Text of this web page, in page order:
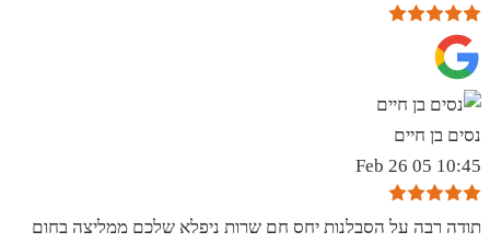
נסים בן חיים
10:45 05 Feb 26
תודה רבה על הסבלנות יחס חם שרות ניפלא שלכם ממליצה בחום